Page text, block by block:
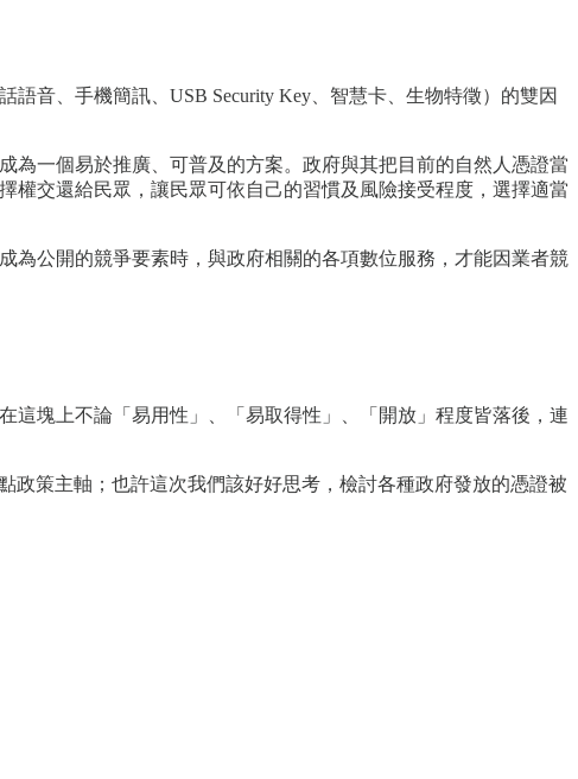
音、手機簡訊、USB Security Key、智慧卡、生物特徵）的雙因
為一個易於推廣、可普及的方案。政府與其把目前的自然人憑證當
權交還給民眾，讓民眾可依自己的習慣及風險接受程度，選擇適當
為公開的競爭要素時，與政府相關的各項數位服務，才能因業者競
這塊上不論「易用性」、「易取得性」、「開放」程度皆落後，連
政策主軸；也許這次我們該好好思考，檢討各種政府發放的憑證被